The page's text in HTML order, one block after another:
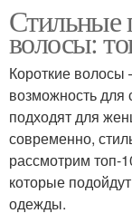
Стильные
волосы:
Короткие волосы
возможность
подходят для
современно,
рассмотрим топ-
которые
одежды.